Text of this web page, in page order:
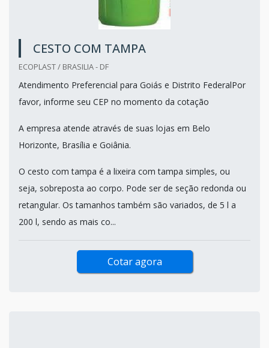
CESTO COM TAMPA
ECOPLAST / BRASILIA - DF
Atendimento Preferencial para Goiás e Distrito FederalPor
favor, informe seu CEP no momento da cotação
A empresa atende através de suas lojas em Belo
Horizonte, Brasília e Goiânia.
O cesto com tampa é a lixeira com tampa simples, ou
seja, sobreposta ao corpo. Pode ser de seção redonda ou
retangular. Os tamanhos também são variados, de 5 l a
200 l, sendo as mais co...
Cotar agora